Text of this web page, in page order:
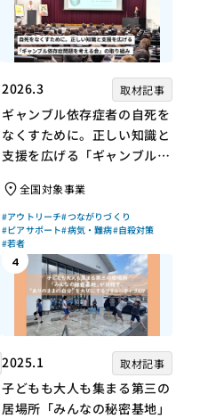
2026.3 取材記事
ギャンブル依存症者の自死を
なくすために。正しい知識と
支援を広げる「ギャンブル依
組み全国対象事業
#アウトリーチ#つながりづくり
#ピアサポート#病気・難病#自殺対策
#若者
4
2025.1 取材記事
子どもも大人も集まる第三の
居場所「みんなの秘密基地」